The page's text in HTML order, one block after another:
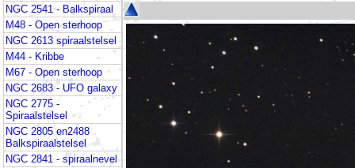
NGC 2541 - Balkspiraal
M48 - Open sterhoop
NGC 2613 spiraalstelsel
M44 - Kribbe
M67 - Open sterhoop
NGC 2683 - UFO galaxy
NGC 2775 -
Spiraalstelsel
NGC 2805 en2488
Balkspiraalstelsel
NGC 2841 - spiraalnevel